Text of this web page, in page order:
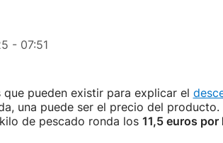
- 07:51
pueden existir para explicar el
una puede ser el precio del producto.
de pescado ronda los 11,5 euros por